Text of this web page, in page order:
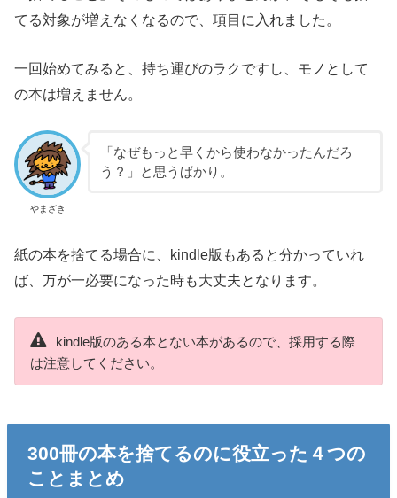
てる対象が増えなくなるので、項目に入れました。
一回始めてみると、持ち運びのラクですし、モノとして
の本は増えません。
やまざき
「なぜもっと早くから使わなかったんだろ
う？」と思うばかり。
紙の本を捨てる場合に、kindle版もあると分かっていれ
ば、万が一必要になった時も大丈夫となります。
kindle版のある本とない本があるので、採用する際
は注意してください。
300冊の本を捨てるのに役立った４つの
ことまとめ